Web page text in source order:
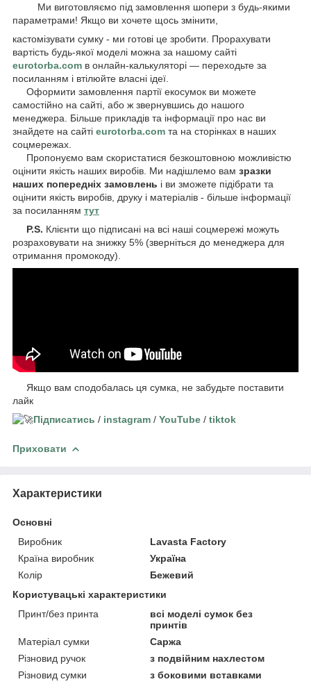
Ми виготовляємо під замовлення шопери з будь-якими
параметрами! Якщо ви хочете щось змінити,
кастомізувати сумку - ми готові це зробити. Прорахувати
вартість будь-якої моделі можна за нашому сайті
eurotorba.com в онлайн-калькуляторі — переходьте за
посиланням і втілюйте власні ідеї.
Оформити замовлення партії екосумок ви можете
самостійно на сайті, або ж звернувшись до нашого
менеджера. Більше прикладів та інформації про нас ви
знайдете на сайті eurotorba.com та на сторінках в наших
соцмережах.
Пропонуємо вам скористатися безкоштовною можливістю
оцінити якість наших виробів. Ми надішлемо вам зразки
наших попередніх замовлень і ви зможете підібрати та
оцінити якість виробів, друку і матеріалів - більше інформації
за посиланням тут
P.S. Клієнти що підписані на всі наші соцмережі можуть
розраховувати на знижку 5% (зверніться до менеджера для
отримання промокоду).
Якщо вам сподобалась ця сумка, не забудьте поставити
лайк
Підписатись / instagram / YouTube / tiktok
Приховати
Характеристики
Основні
Виробник
Lavasta Factory
Країна виробник
Україна
Колір
Бежевий
Користувацькі характеристики
Принт/без принта
всі моделі сумок без
принтів
Матеріал сумки
Саржа
Різновид ручок
з подвійним нахлестом
Різновид сумки
з боковими вставками